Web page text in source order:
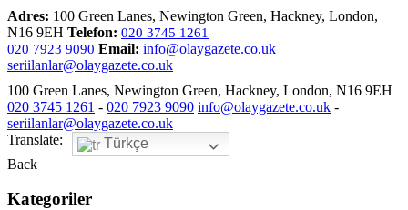
Adres: 100 Green Lanes, Newington Green, Hackney, London,
N16 9EH Telefon: 020 3745 1261
020 7923 9090 Email: info@olaygazete.co.uk
seriilanlar@olaygazete.co.uk
100 Green Lanes, Newington Green, Hackney, London, N16 9EH
020 3745 1261 - 020 7923 9090 info@olaygazete.co.uk -
seriilanlar@olaygazete.co.uk
Translate:
Türkçe
Back
Kategoriler